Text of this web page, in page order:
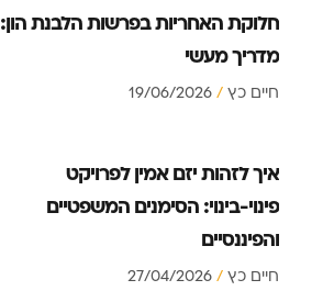
חלוקת האחריות בפרשות הלבנת הון:
מדריך מעשי
חיים כץ
איך לזהות יזם אמין לפרויקט
פינוי-בינוי: הסימנים המשפטיים
והפיננסיים
חיים כץ